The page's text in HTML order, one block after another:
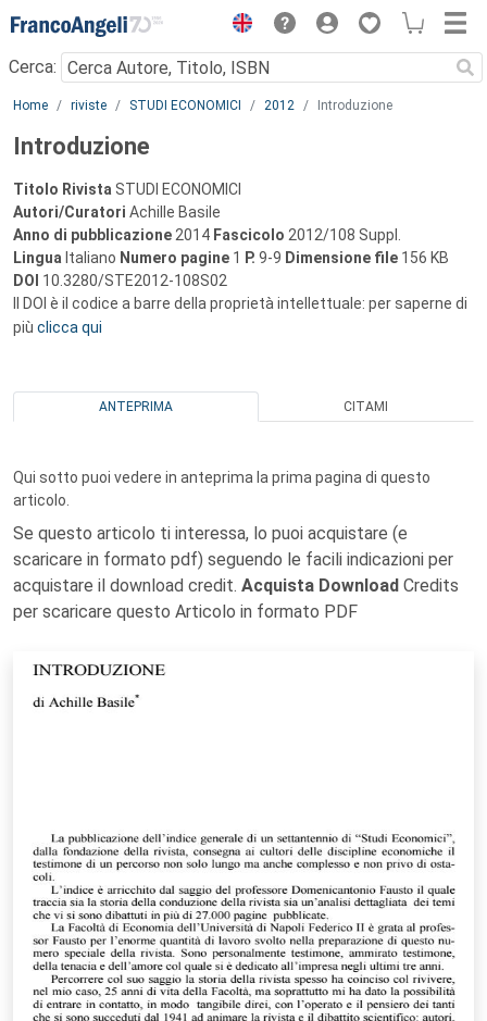
Menu
Cerca:
Main content
Home riviste STUDI ECONOMICI 2012 Introduzione
Introduzione
Titolo Rivista STUDI ECONOMICI
Autori/Curatori Achille Basile
Anno di pubblicazione 2014 Fascicolo 2012/108 Suppl.
Lingua Italiano Numero pagine 1 P. 9-9 Dimensione file 156 KB
DOI 10.3280/STE2012-108S02
Il DOI è il codice a barre della proprietà intellettuale: per saperne di
più clicca qui
ANTEPRIMA CITAMI
Qui sotto puoi vedere in anteprima la prima pagina di questo
articolo.
Se questo articolo ti interessa, lo puoi acquistare (e
scaricare in formato pdf) seguendo le facili indicazioni per
acquistare il download credit. Acquista Download Credits
per scaricare questo Articolo in formato PDF